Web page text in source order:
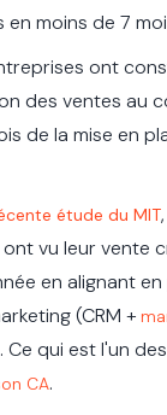
en moins de 7
ont
des ventes au
de la mise en
étude du MIT
vu leur vente
en alignant
(CRM +
Ce qui est l'un des
CA.